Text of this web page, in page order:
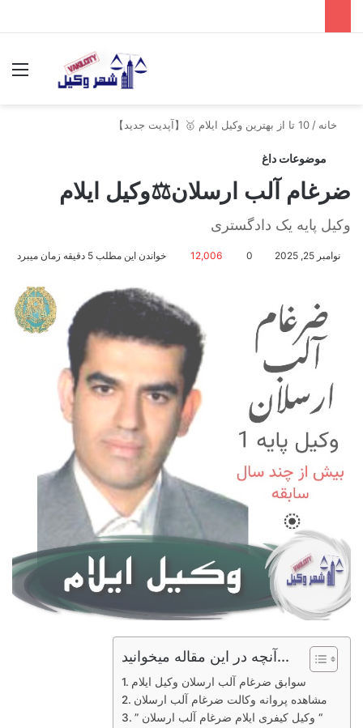
خانه / 10 تا از بهترین وکیل ایلام 🥇【آپدیت جدید】
موضوعات داغ
ضرغام آلب ارسلان⚖️وکیل ایلام
وکیل پایه یک دادگستری
نوامبر 25, 2025 0
12,006 خواندن این مطلب 5 دقیقه زمان میبرد
آنچه در این مقاله میخوانید...
سوابق ضرغام آلب ارسلان وکیل ایلام
مشاهده پروانه وکالت ضرغام آلب ارسلان
” وکیل کیفری ایلام ضرغام آلب ارسلان “